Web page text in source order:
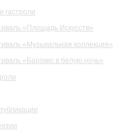
гастроли
«Площадь Искусств»
«Музыкальная коллекция»
«Барокко в белую ночь»